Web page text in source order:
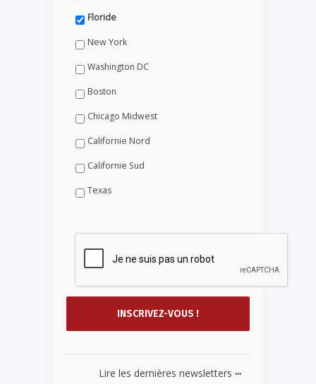
Floride
New York
Washington DC
Boston
Chicago Midwest
Californie Nord
Californie Sud
Texas
Lire les dernières newsletters ...